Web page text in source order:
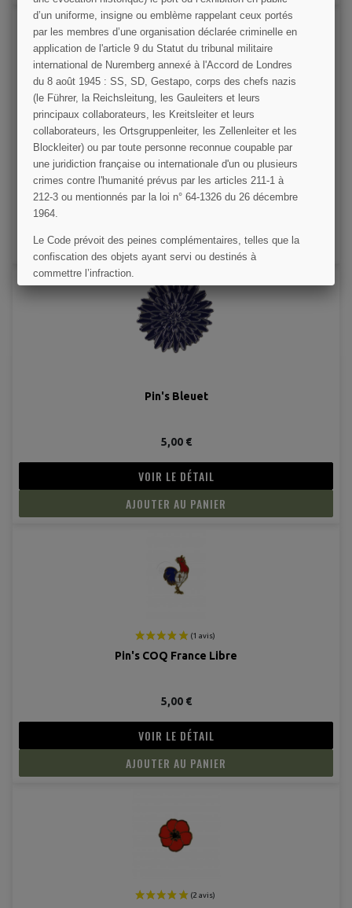
Pin's Bleuet
5,00 €
AJOUTER AU PANIER
Pin's Bleuet
5,00 €
VOIR LE DÉTAIL
AJOUTER AU PANIER
Pin's COQ France Libre
5,00 €
VOIR LE DÉTAIL
AJOUTER AU PANIER
d’un uniforme, insigne ou emblème rappelant ceux portés
par les membres d’une organisation déclarée criminelle en
application de l'article 9 du Statut du tribunal militaire
international de Nuremberg annexé à l'Accord de Londres
du 8 août 1945 : SS, SD, Gestapo, corps des chefs nazis
(le Führer, la Reichsleitung, les Gauleiters et leurs
principaux collaborateurs, les Kreitsleiter et leurs
collaborateurs, les Ortsgruppenleiter, les Zellenleiter et les
Blockleiter) ou par toute personne reconnue coupable par
une juridiction française ou internationale d'un ou plusieurs
crimes contre l'humanité prévus par les articles 211-1 à
212-3 ou mentionnés par la loi n° 64-1326 du 26 décembre
1964.
Le Code prévoit des peines complémentaires, telles que la
confiscation des objets ayant servi ou destinés à
commettre l’infraction.
J'AI COMPRIS